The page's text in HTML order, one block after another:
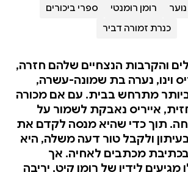
נוער רומן רומנטי
ספרי ביכורים
כנרת זמורה דביר
והקרבות הנצחיים שלהם חזרה,
וינו, נערה בת שמונה-עשרה,
מתרחש בבית. עם אם מכורה
אייריס נאבקת לשמור על
תוך כדי שהיא מנסה לקדם את
ולקבל טור דעה משלה, היא
מכתבים לאחיה. אך
לידיו של רומן קיט, יריבה